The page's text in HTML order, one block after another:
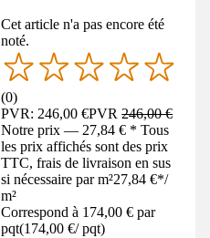
Cet article n'a pas encore été
noté.
(0)
PVR: 246,00 €PVR246,00 €
Notre prix — 27,84 € * Tous
les prix affichés sont des prix
TTC, frais de livraison en sus
si nécessaire par m²27,84 €*/
m²
Correspond à 174,00 € par
pqt(174,00 €/ pqt)